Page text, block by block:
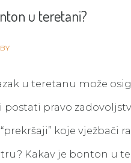
u teretani?
BY
u teretanu može
postati pravo
koje vježbači
Kakav je bonton u